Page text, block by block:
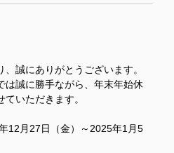
誠にありがとうございます。
は誠に勝手ながら、年末年始休
いただきます。
12月27日（金）～2025年1月5